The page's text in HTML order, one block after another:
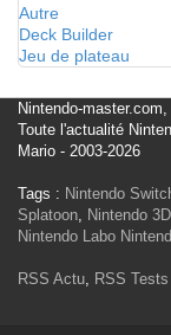
Autre
Deck Builder
Jeu de plateau
Nintendo-
Toute l'actualité
Mario - 2003-2026
Tags : Nintendo
Splatoon, Nintendo
Nintendo Labo
RSS Actu, RSS Tests